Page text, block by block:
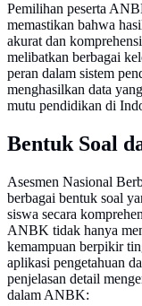
Pemilihan peserta
memastikan bahwa
akurat dan
melibatkan berbagai
peran dalam sistem
menghasilkan data
mutu pendidikan di
Bentuk Soal
Asesmen Nasional
berbagai bentuk soal
siswa secara
ANBK tidak hanya
kemampuan berpikir
aplikasi pengetahuan
penjelasan detail
dalam ANBK: